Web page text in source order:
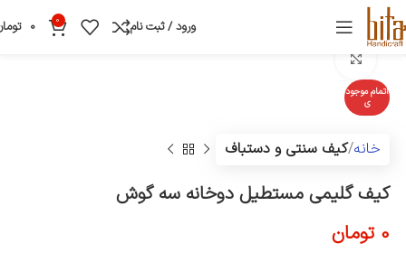
ورود / ثبت نام 0
0
اتمام موجود
ی
خانه کیف سنتی و دستباف
کیف گلیمی مستطیل دوخانه سه گوش
0 تومان